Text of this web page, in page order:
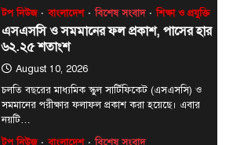
টপ নিউজ বাংলাদেশ বিশেষ সংবাদ শিক্ষা ও প্রযুক্তি
এসএসসি ও সমমানের ফল প্রকাশ, পাসের হার
৬২.২৫ শতাংশ
August 10, 2026
চলতি বছরের মাধ্যমিক স্কুল সার্টিফিকেট (এসএসসি) ও
সমমানের পরীক্ষার ফলাফল প্রকাশ করা হয়েছে। এবার
নয়টি…